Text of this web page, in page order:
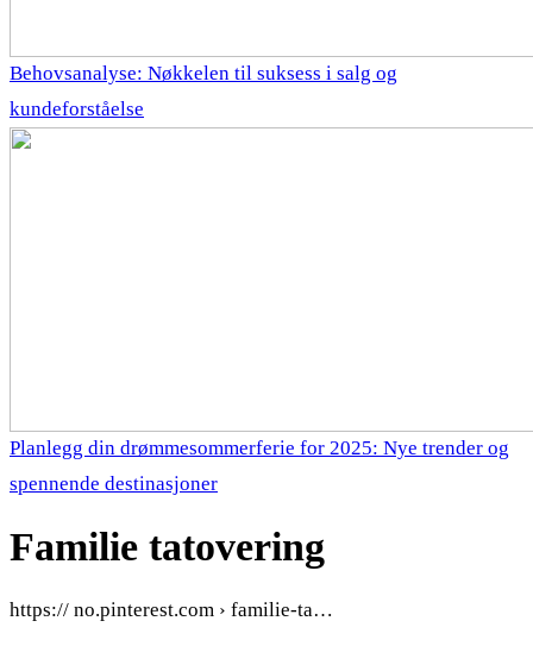
Behovsanalyse: Nøkkelen til suksess i salg og
kundeforståelse
Planlegg din drømmesommerferie for 2025: Nye trender og
spennende destinasjoner
Familie tatovering
https:// no.pinterest.com › familie-ta…